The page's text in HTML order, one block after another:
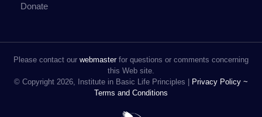
Donate
Please contact our webmasterfor questions or comments concerning
this Web site.
© Copyright 2026, Institute in Basic Life Principles | Privacy Policy ~
Terms and Conditions